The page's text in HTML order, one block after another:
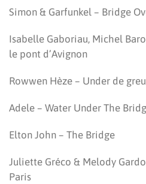
Simon & Garfunkel – Bridge
Isabelle Gaboriau, Michel
le pont d’Avignon
Rowwen Hèze – Under de
Adele – Water Under The
Elton John – The Bridge
Juliette Gréco & Melody
Paris